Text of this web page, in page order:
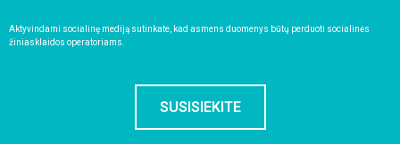
Aktyvindami socialinę mediją sutinkate, kad asmens duomenys būtų perduoti socialinės
žiniasklaidos operatoriams.
SUSISIEKITE